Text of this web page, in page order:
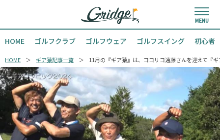
HOME ゴルフクラブ ゴルフウェア ゴルフスイング 初心者
HOME ギア猿記事一覧 11月の『ギア猿』は、ココリコ遠藤さんを迎えて『